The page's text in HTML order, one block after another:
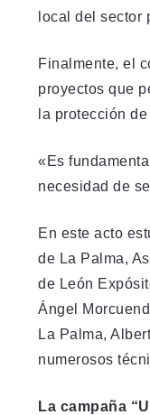
local del sector
Finalmente, el
proyectos que
la protección
«Es
necesidad de
En este acto
de La Palma,
de León
Ángel
La Palma,
numerosos
La campaña